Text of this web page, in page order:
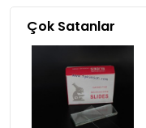
Çok Satanlar